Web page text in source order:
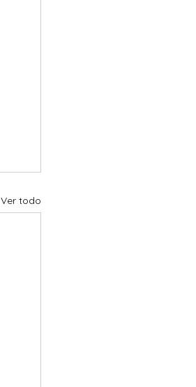
Ver todo